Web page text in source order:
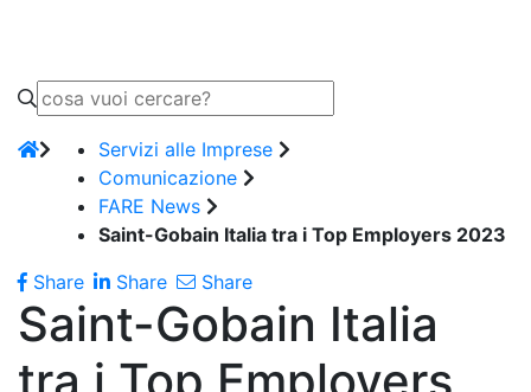
Servizi alle Imprese
Comunicazione
FARE News
Saint-Gobain Italia tra i Top Employers 2023
Share
Share Share
Saint-Gobain Italia